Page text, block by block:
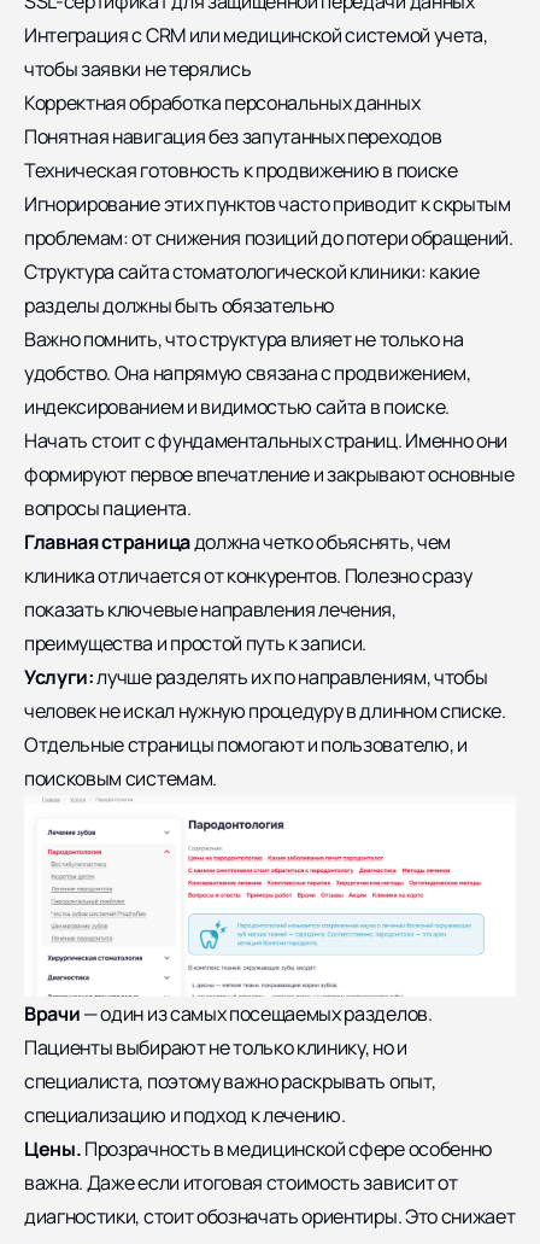
Интеграция с CRM или медицинской системой учета,
чтобы заявки не терялись
Корректная обработка персональных данных
Понятная навигация без запутанных переходов
Техническая готовность к продвижению в поиске
Игнорирование этих пунктов часто приводит к скрытым
проблемам: от снижения позиций до потери обращений.
Структура сайта стоматологической клиники: какие
разделы должны быть обязательно
Важно помнить, что структура влияет не только на
удобство. Она напрямую связана с продвижением,
индексированием и видимостью сайта в поиске.
Начать стоит с фундаментальных страниц. Именно они
формируют первое впечатление и закрывают основные
вопросы пациента.
Главная страницадолжна четко объяснять, чем
клиника отличается от конкурентов. Полезно сразу
показать ключевые направления лечения,
преимущества и простой путь к записи.
Услуги:лучше разделять их по направлениям, чтобы
человек не искал нужную процедуру в длинном списке.
Отдельные страницы помогают и пользователю, и
поисковым системам.
Врачи— один из самых посещаемых разделов.
Пациенты выбирают не только клинику, но и
специалиста, поэтому важно раскрывать опыт,
специализацию и подход к лечению.
Цены.Прозрачность в медицинской сфере особенно
важна. Даже если итоговая стоимость зависит от
диагностики, стоит обозначать ориентиры. Это снижает